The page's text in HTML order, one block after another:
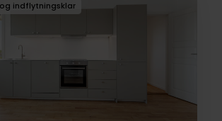
indflytningsklar